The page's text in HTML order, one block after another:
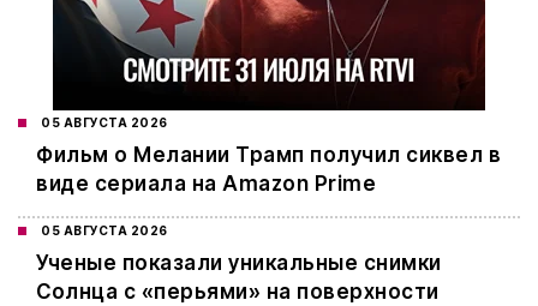
05 АВГУСТА 2026
Фильм о Мелании Трамп получил сиквел в
виде сериала на Amazon Prime
05 АВГУСТА 2026
Ученые показали уникальные снимки
Солнца с «перьями» на поверхности